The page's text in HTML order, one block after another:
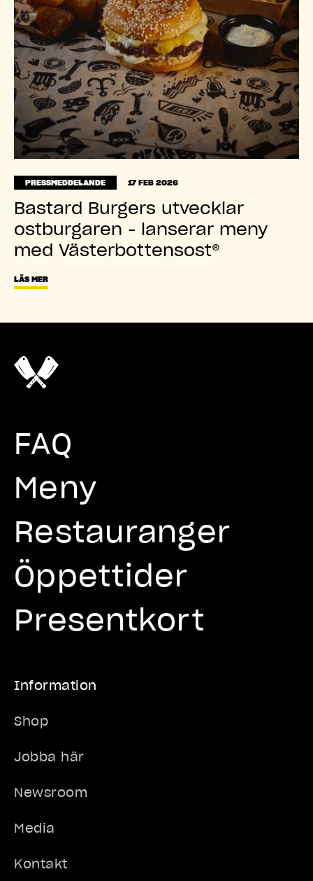
PRESSMEDDELANDE 17 FEB 2026
Bastard Burgers utvecklar
ostburgaren - lanserar meny
med Västerbottensost®
LÄS MER
FAQ
Meny
Restauranger
Öppettider
Presentkort
Information
Shop
Jobba här
Newsroom
Media
Kontakt